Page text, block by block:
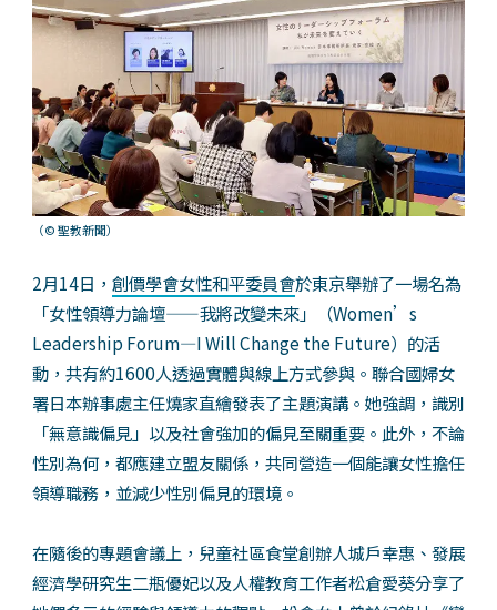
（© 聖教新聞）
2月14日， 創價學會女性和平委員會於東京舉辦了一場名為
「女性領導力論壇——我將改變未來」（Women’s
Leadership Forum—I Will Change the Future）的活
動，共有約1600人透過實體與線上方式參與。聯合國婦女
署日本辦事處主任燒家直繪發表了主題演講。她強調，識別
「無意識偏見」以及社會強加的偏見至關重要。此外，不論
性別為何，都應建立盟友關係，共同營造一個能讓女性擔任
領導職務，並減少性別偏見的環境。
在隨後的專題會議上，兒童社區食堂創辦人城戶幸惠、發展
經濟學研究生二瓶優妃以及人權教育工作者松倉愛葵分享了